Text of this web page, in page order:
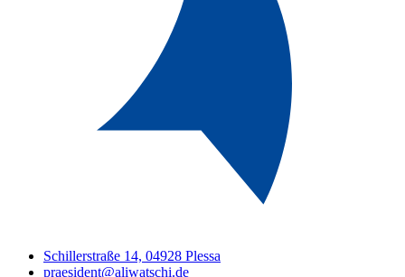
Schillerstraße 14, 04928 Plessa
praesident@aliwatschi.de